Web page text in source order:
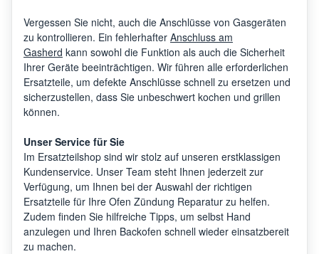
Vergessen Sie nicht, auch die Anschlüsse von Gasgeräten
zu kontrollieren. Ein fehlerhafter Anschluss am
Gasherd kann sowohl die Funktion als auch die Sicherheit
Ihrer Geräte beeinträchtigen. Wir führen alle erforderlichen
Ersatzteile, um defekte Anschlüsse schnell zu ersetzen und
sicherzustellen, dass Sie unbeschwert kochen und grillen
können.
Unser Service für Sie
Im Ersatzteilshop sind wir stolz auf unseren erstklassigen
Kundenservice. Unser Team steht Ihnen jederzeit zur
Verfügung, um Ihnen bei der Auswahl der richtigen
Ersatzteile für Ihre Ofen Zündung Reparatur zu helfen.
Zudem finden Sie hilfreiche Tipps, um selbst Hand
anzulegen und Ihren Backofen schnell wieder einsatzbereit
zu machen.